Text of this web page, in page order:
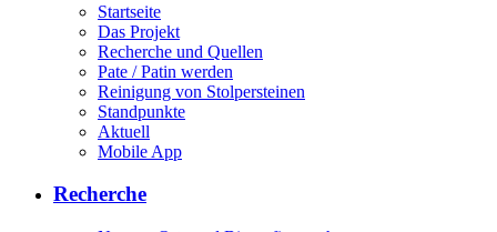
Startseite
Das Projekt
Recherche und Quellen
Pate / Patin werden
Reinigung von Stolpersteinen
Standpunkte
Aktuell
Mobile App
Recherche